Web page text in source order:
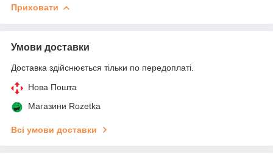
Приховати
Умови доставки
Доставка здійснюється тільки по передоплаті.
Нова Пошта
Магазини Rozetka
Всі умови доставки